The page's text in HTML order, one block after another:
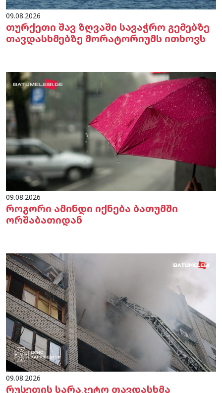
09.08.2026
თურქეთი შავ ზღვაში სავაჭრო გემებზე
თავდასხმებზე მორატორიუმს ითხოვს
09.08.2026
როგორი ამინდი იქნება ბათუმში
ორშაბათიდან
09.08.2026
რუსეთის სარაკეტო თავდასხმა